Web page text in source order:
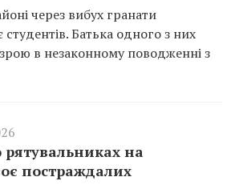
через вибух гранати
Батька одного з них
в незаконному поводженні з
на
постраждалих